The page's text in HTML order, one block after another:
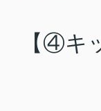
【④キ